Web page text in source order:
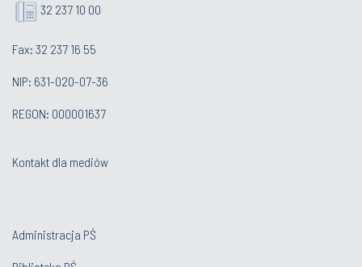
32 237 10 00
Fax: 32 237 16 55
NIP: 631-020-07-36
REGON: 000001637
Kontakt dla mediów
Administracja PŚ